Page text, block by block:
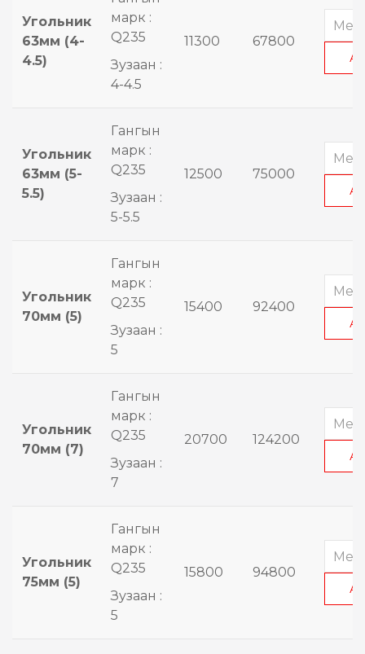
Угольник
63мм (4-
4.5)
марк :
Q235
Зузаан :
4-4.5
11300 67800
Угольник
63мм (5-
5.5)
Гангын
марк :
Q235
Зузаан :
5-5.5
12500 75000
Угольник
70мм (5)
Гангын
марк :
Q235
Зузаан :
5
15400 92400
Угольник
70мм (7)
Гангын
марк :
Q235
Зузаан :
7
20700 124200
Угольник
75мм (5)
Гангын
марк :
Q235
Зузаан :
5
15800 94800